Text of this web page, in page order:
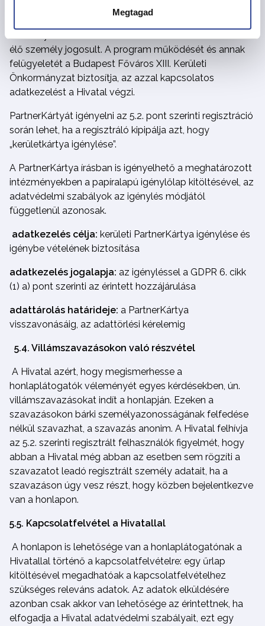
Megtagad
A Kerületi Kártya használatára minden XIII. kerületben
élő személy jogosult. A program működését és annak
felügyeletét a Budapest Főváros XIII. Kerületi
Önkormányzat biztosítja, az azzal kapcsolatos
adatkezelést a Hivatal végzi.
PartnerKártyát igényelni az 5.2. pont szerinti regisztráció
során lehet, ha a regisztráló kipipálja azt, hogy
„kerületkártya igénylése”.
A PartnerKártya írásban is igényelhető a meghatározott
intézményekben a papíralapú igénylőlap kitöltésével, az
adatvédelmi szabályok az igénylés módjától
függetlenül azonosak.
adatkezelés célja: kerületi PartnerKártya igénylése és
igénybe vételének biztosítása
adatkezelés jogalapja: az igényléssel a GDPR 6. cikk
(1) a) pont szerinti az érintett hozzájárulása
adattárolás határideje: a PartnerKártya
visszavonásáig, az adattörlési kérelemig
5.4. Villámszavazásokon való részvétel
A Hivatal azért, hogy megismerhesse a
honlaplátogatók véleményét egyes kérdésekben, ún.
villámszavazásokat indít a honlapján. Ezeken a
szavazásokon bárki személyazonosságának felfedése
nélkül szavazhat, a szavazás anonim. A Hivatal felhívja
az 5.2. szerinti regisztrált felhasználók figyelmét, hogy
abban a Hivatal még abban az esetben sem rögzíti a
szavazatot leadó regisztrált személy adatait, ha a
szavazáson úgy vesz részt, hogy közben bejelentkezve
van a honlapon.
5.5. Kapcsolatfelvétel a Hivatallal
A honlapon is lehetősége van a honlaplátogatónak a
Hivatallal történő a kapcsolatfelvételre: egy űrlap
kitöltésével megadhatóak a kapcsolatfelvételhez
szükséges releváns adatok. Az adatok elküldésére
azonban csak akkor van lehetősége az érintettnek, ha
elfogadja a Hivatal adatvédelmi szabályait, ezt egy